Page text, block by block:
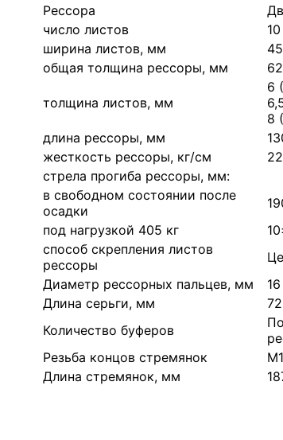
Рессора
число листов
10
ширина листов, мм
45
общая толщина рессоры, мм
толщина листов, мм
6
8
длина рессоры, мм
жесткость рессоры, кг/см
стрела прогиба рессоры, мм:
в свободном состоянии после
осадки
под нагрузкой 405 кг
способ скрепления листов
рессоры
Диаметр рессорных пальцев, мм
16
Длина серьги, мм
72
Количество буферов
Резьба концов стремянок
Длина стремянок, мм